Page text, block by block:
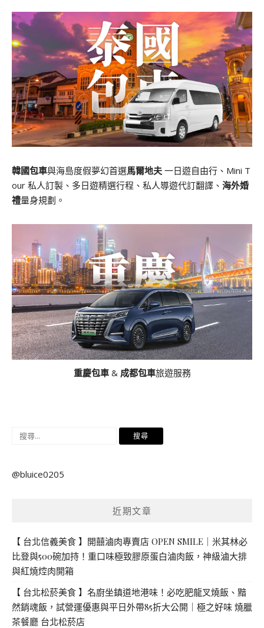
韓國包車與海島度假夢幻首選馬爾地夫 一日遊自由行、Mini T
our 私人訂製、多日遊精選行程、私人導遊代訂翻譯、 海外婚
禮量身規劃。
重慶包車& 成都包車旅遊服務
搜
鍵
@bluice0205
近期文章
【 台北信義美食 】開囍滷肉專賣店 OPEN SMILE｜米其林必
比登與500碗加持！重口味極致膠原蛋白滷肉飯，神級滷大排
與紅燒焢肉開箱
【 台北松菸美食 】名廚坐鎮道地港味！必吃肥龍叉燒飯、黯
然銷魂飯，試營運優惠與平日外帶85折大公開｜極之好味 燒臘
茶餐廳 台北松菸店